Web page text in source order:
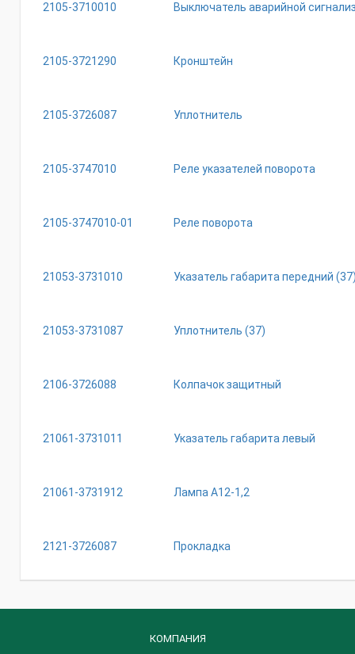
2105-3710010 Выключатель аварийной
2105-3721290 Кронштейн
2105-3726087 Уплотнитель
2105-3747010 Реле указателей поворота
2105-3747010-01 Реле поворота
21053-3731010 Указатель габарита передний
21053-3731087 Уплотнитель (37)
2106-3726088 Колпачок защитный
21061-3731011 Указатель габарита левый
21061-3731912 Лампа А12-1,2
2121-3726087 Прокладка
КОМПАНИЯ